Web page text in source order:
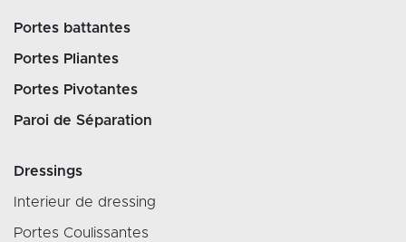
Portes battantes
Portes Pliantes
Portes Pivotantes
Paroi de Séparation
Dressings
Interieur de dressing
Portes Coulissantes